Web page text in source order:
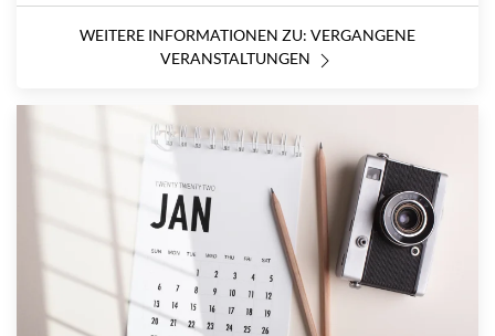
WEITERE INFORMATIONEN ZU: VERGANGENE
VERANSTALTUNGEN